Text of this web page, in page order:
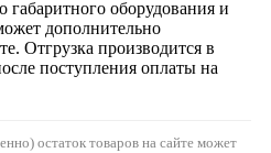
габаритного оборудования и
дополнительно
Отгрузка производится в
поступления оплаты на
остаток товаров на сайте может